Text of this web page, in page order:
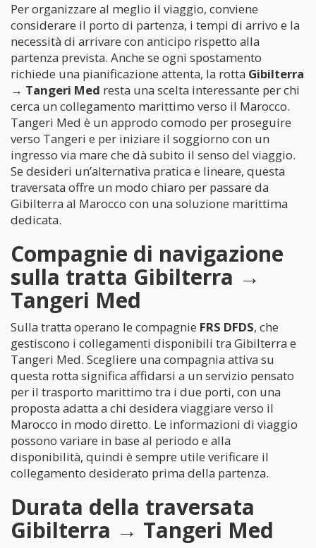
Per organizzare al meglio il viaggio, conviene
considerare il porto di partenza, i tempi di arrivo e la
necessità di arrivare con anticipo rispetto alla
partenza prevista. Anche se ogni spostamento
richiede una pianificazione attenta, la rotta Gibilterra
→ Tangeri Med resta una scelta interessante per chi
cerca un collegamento marittimo verso il Marocco.
Tangeri Med è un approdo comodo per proseguire
verso Tangeri e per iniziare il soggiorno con un
ingresso via mare che dà subito il senso del viaggio.
Se desideri un’alternativa pratica e lineare, questa
traversata offre un modo chiaro per passare da
Gibilterra al Marocco con una soluzione marittima
dedicata.
Compagnie di navigazione
sulla tratta Gibilterra →
Tangeri Med
Sulla tratta operano le compagnie FRS DFDS, che
gestiscono i collegamenti disponibili tra Gibilterra e
Tangeri Med. Scegliere una compagnia attiva su
questa rotta significa affidarsi a un servizio pensato
per il trasporto marittimo tra i due porti, con una
proposta adatta a chi desidera viaggiare verso il
Marocco in modo diretto. Le informazioni di viaggio
possono variare in base al periodo e alla
disponibilità, quindi è sempre utile verificare il
collegamento desiderato prima della partenza.
Durata della traversata
Gibilterra → Tangeri Med